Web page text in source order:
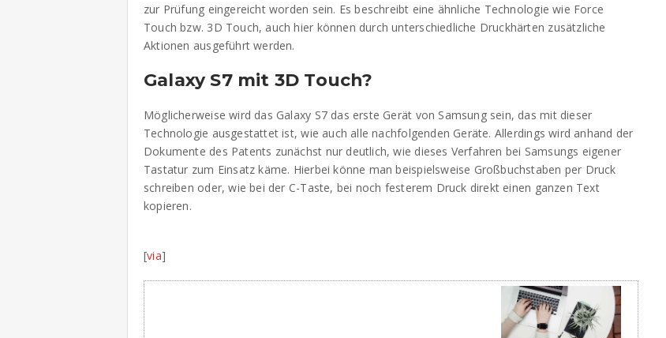
zur Prüfung eingereicht worden sein. Es beschreibt eine ähnliche Technologie wie Force
Touch bzw. 3D Touch, auch hier können durch unterschiedliche Druckhärten zusätzliche
Aktionen ausgeführt werden.
Galaxy S7 mit 3D Touch?
Möglicherweise wird das Galaxy S7 das erste Gerät von Samsung sein, das mit dieser
Technologie ausgestattet ist, wie auch alle nachfolgenden Geräte. Allerdings wird anhand der
Dokumente des Patents zunächst nur deutlich, wie dieses Verfahren bei Samsungs eigener
Tastatur zum Einsatz käme. Hierbei könne man beispielsweise Großbuchstaben per Druck
schreiben oder, wie bei der C-Taste, bei noch festerem Druck direkt einen ganzen Text
kopieren.
[via]